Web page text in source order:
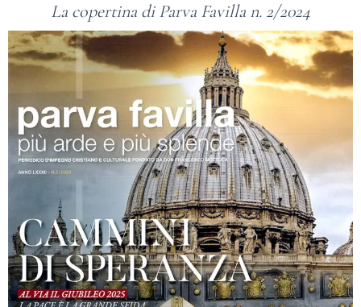
La copertina di Parva Favilla n. 2/2024